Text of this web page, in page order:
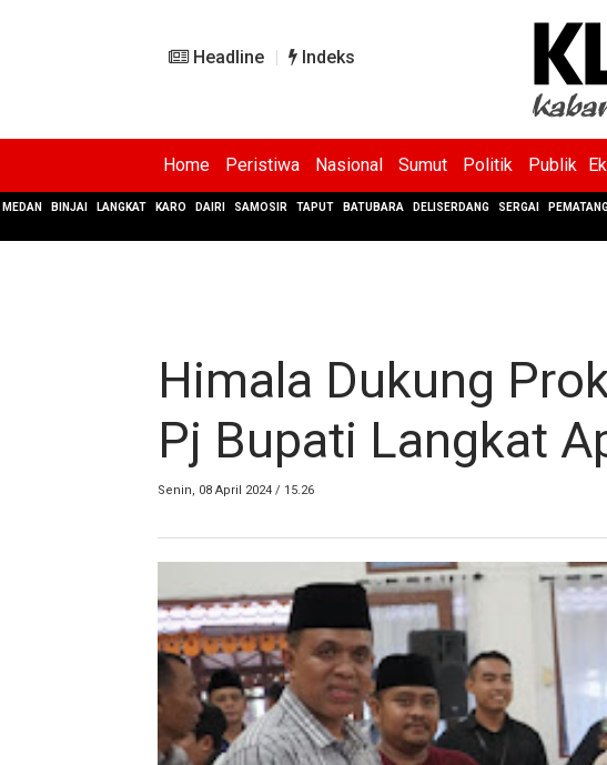
Headline Indeks
Home Peristiwa Nasional Sumut Politik Publik
MEDAN BINJAI LANGKAT KARO DAIRI SAMOSIR TAPUT BATUBARA DELISERDANG SERGAI
Himala Dukung
Pj Bupati Langkat
Senin, 08 April 2024 / 15.26